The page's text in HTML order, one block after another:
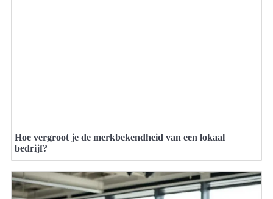
Hoe vergroot je de merkbekendheid van een lokaal
bedrijf?